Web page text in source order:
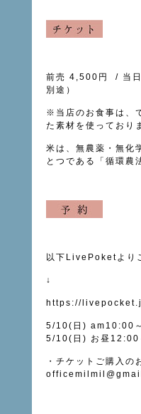
前売 4,500円 / 当
別途）
※当店のお食事は、
た素材を使っており
米は、無農薬・無化
とつである「循環農
以下LivePoketより
↓
https://
5/10(日) am10:00
5/10(日) お昼12:00
・チケットご購入の